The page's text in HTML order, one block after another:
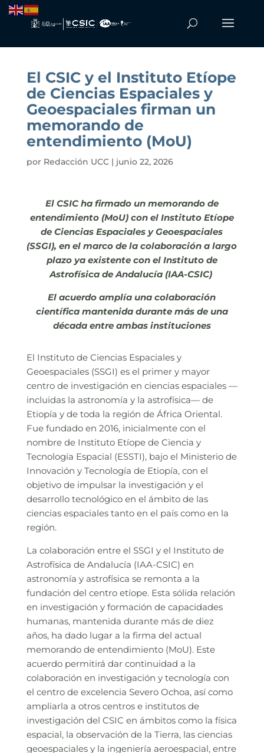
El CSIC y el Instituto Etíope
de Ciencias Espaciales y
Geoespaciales firman un
memorando de
entendimiento (MoU)
por Redacción UCC| junio 22, 2026
El CSIC ha firmado un memorando de
entendimiento (MoU) con el Instituto Etíope
de Ciencias Espaciales y Geoespaciales
(SSGI), en el marco de la colaboración a largo
plazo ya existente con el Instituto de
Astrofísica de Andalucía (IAA-CSIC)
El acuerdo amplía una colaboración
científica mantenida durante más de una
década entre ambas instituciones
El Instituto de Ciencias Espaciales y
Geoespaciales (SSGI) es el primer y mayor
centro de investigación en ciencias espaciales —
incluidas la astronomía y la astrofísica— de
Etiopía y de toda la región de África Oriental.
Fue fundado en 2016, inicialmente con el
nombre de Instituto Etíope de Ciencia y
Tecnología Espacial (ESSTI), bajo el Ministerio de
Innovación y Tecnología de Etiopía, con el
objetivo de impulsar la investigación y el
desarrollo tecnológico en el ámbito de las
ciencias espaciales tanto en el país como en la
región.
La colaboración entre el SSGI y el Instituto de
Astrofísica de Andalucía (IAA-CSIC) en
astronomía y astrofísica se remonta a la
fundación del centro etíope. Esta sólida relación
en investigación y formación de capacidades
humanas, mantenida durante más de diez
años, ha dado lugar a la firma del actual
memorando de entendimiento (MoU). Este
acuerdo permitirá dar continuidad a la
colaboración en investigación y tecnología con
el centro de excelencia Severo Ochoa, así como
ampliarla a otros centros e institutos de
investigación del CSIC en ámbitos como la física
espacial, la observación de la Tierra, las ciencias
geoespaciales y la ingeniería aeroespacial, entre